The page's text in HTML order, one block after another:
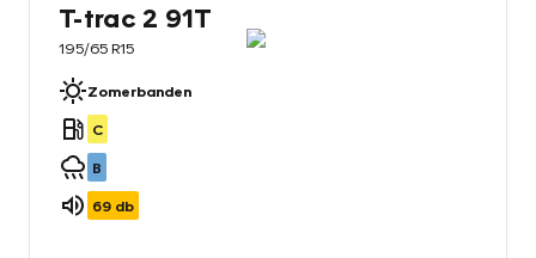
T-trac 2 91T
195/65 R15
Zomerbanden
C
B
69 db